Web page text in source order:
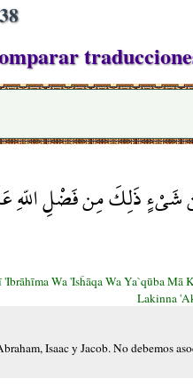
شَيْءٍ ذَلِكَ مِن فَضْلِ اللّهِ
Wa 'Isĥāqa Wa Ya`qūba
Lakinna
Isaac y Jacob. No debemos